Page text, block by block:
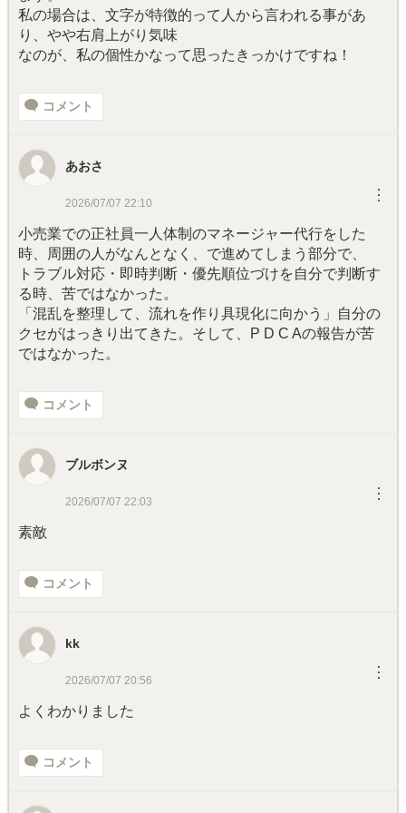
私の場合は、文字が特徴的って人から言われる事があ
り、やや右肩上がり気味
なのが、私の個性かなって思ったきっかけですね！
コメント
あおさ
2026/07/07 22:10 ︙
小売業での正社員一人体制のマネージャー代行をした
時、周囲の人がなんとなく、で進めてしまう部分で、
トラブル対応・即時判断・優先順位づけを自分で判断す
る時、苦ではなかった。
「混乱を整理して、流れを作り具現化に向かう」自分の
クセがはっきり出てきた。そして、P D C Aの報告が苦
ではなかった。
コメント
ブルボンヌ
2026/07/07 22:03 ︙
素敵
コメント
kk
2026/07/07 20:56 ︙
よくわかりました
コメント